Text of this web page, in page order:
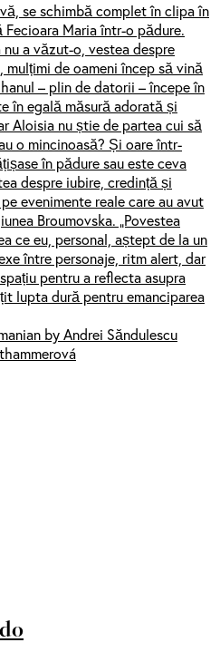
se schimbă complet în clipa în
Maria într-o pădure.
a văzut-o, vestea despre
de oameni încep să vină
– plin de datorii – începe în
în egală măsură adorată și
Aloisia nu știe de partea cui să
o mincinoasă? Și oare într-
în pădure sau este ceva
despre iubire, credință și
evenimente reale care au avut
Broumovska. „Povestea
ce eu, personal, aștept de la un
între personaje, ritm alert, dar
pentru a reflecta asupra
lupta dură pentru emanciparea
by Andrei Săndulescu